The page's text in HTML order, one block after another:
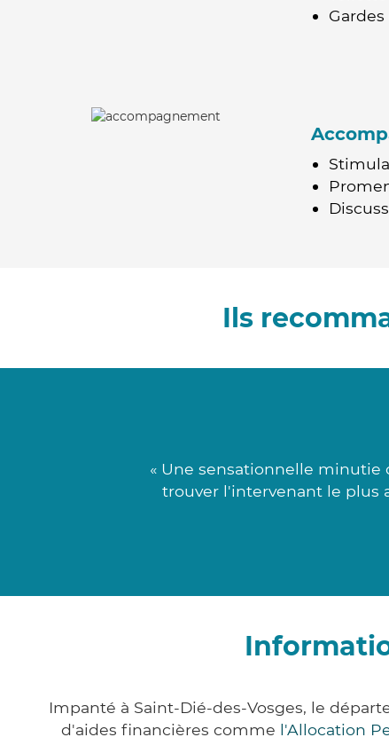
Ils
« Une sensationnelle
trouver l'intervenant le plus
Impanté à Saint-Dié-des-Vosges, le
d'aides financières comme l'Allocation